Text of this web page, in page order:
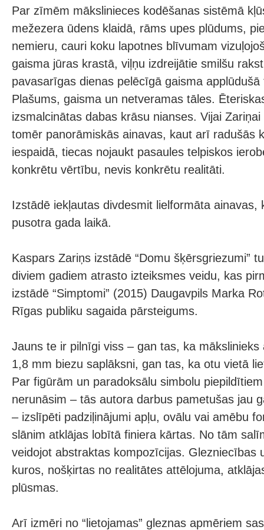
Par zīmēm mākslinieces kodēšanas sistēmā
mežezera ūdens klaidā, rāms upes plūdums,
nemieru, cauri koku lapotnes blīvumam
gaisma jūras krastā, viļņu izdreijātie smilšu
pavasarīgas dienas pelēcīgā gaisma
Plašums, gaisma un netveramas tāles.
izsmalcinātas dabas krāsu nianses. Vijai
tomēr panorāmiskās ainavas, kaut arī radušās
iespaidā, tiecas nojaukt pasaules telpiskos
konkrētu vērtību, nevis konkrētu realitāti.
Izstādē iekļautas divdesmit lielformāta ainavas,
pusotra gada laikā.
Kaspars Zariņs izstādē “Domu šķērsgriezumi”
diviem gadiem atrasto izteiksmes veidu, kas
izstādē “Simptomi” (2015) Daugavpils Marka
Rīgas publiku sagaida pārsteigums.
Jauns te ir pilnīgi viss – gan tas, ka mākslinieks
1,8 mm biezu saplāksni, gan tas, ka otu vietā
Par figūrām un paradoksālu simbolu
nerunāsim – tās autora darbus pametušas jau
– izslīpēti padziļinājumi apļu, ovālu vai amēbu
slānim atklājas lobītā finiera kārtas. No tām
veidojot abstraktas kompozīcijas. Glezniecības
kuros, nošķirtas no realitātes attēlojuma,
plūsmas.
Arī izmēri no “lietojamas” gleznas apmēriem